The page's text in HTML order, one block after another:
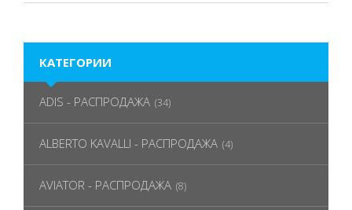
КАТЕГОРИИ
ADIS - РАСПРОДАЖА (34)
ALBERTO KAVALLI - РАСПРОДАЖА (4)
AVIATOR - РАСПРОДАЖА (8)